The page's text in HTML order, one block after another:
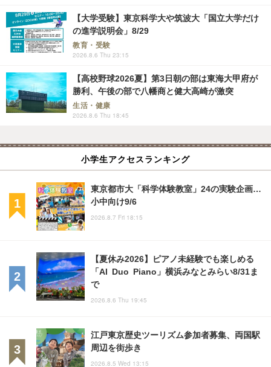
【大学受験】東京科学大や筑波大「国立大学だけ
の進学説明会」8/29
教育・受験
2026.8.6 Thu 23:15
【高校野球2026夏】第3日朝の部は東海大甲府が
勝利、午後の部で八幡商と健大高崎が激突
生活・健康
2026.8.6 Thu 18:45
小学生アクセスランキング
東京都市大「科学体験教室」24の実験企画…
小中向け9/6
2026.8.7 Fri 18:15
【夏休み2026】ピアノ未経験でも楽しめる
「AI Duo Piano」横浜みなとみらい8/31ま
で
2026.8.6 Thu 19:45
江戸東京歴史ツーリズム参加者募集、両国駅
周辺を街歩き
2026.8.5 Wed 13:15